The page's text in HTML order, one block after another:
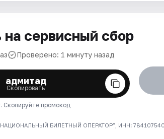
на сервисный сбор
Проверено: 1 минуту назад
адмитад
Скопировать
Скопируйте промокод
БИЛЕТНЫЙ ОПЕРАТОР", ИНН: 7841075409